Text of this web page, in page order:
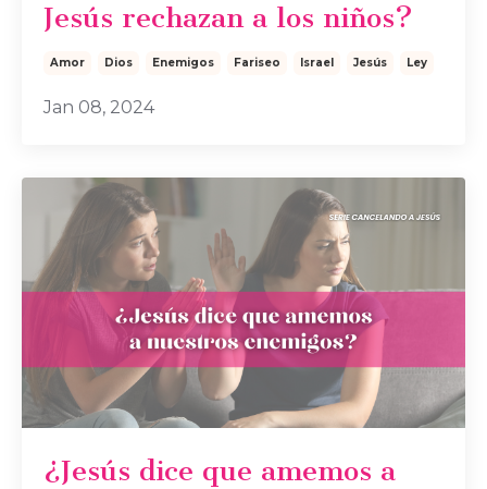
Jesús rechazan a los niños?
Amor Dios Enemigos Fariseo Israel Jesús Ley
Jan 08, 2024
¿Jesús dice que amemos a